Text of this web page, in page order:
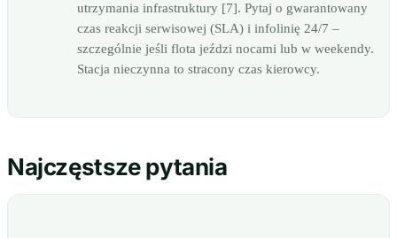
utrzymania infrastruktury [7]. Pytaj o gwarantowany
czas reakcji serwisowej (SLA) i infolinię 24/7 –
szczególnie jeśli flota jeździ nocami lub w weekendy.
Stacja nieczynna to stracony czas kierowcy.
Najczęstsze pytania